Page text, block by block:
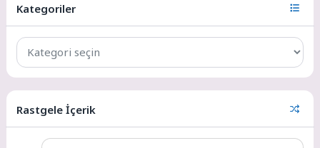
Kategoriler
Rastgele İçerik